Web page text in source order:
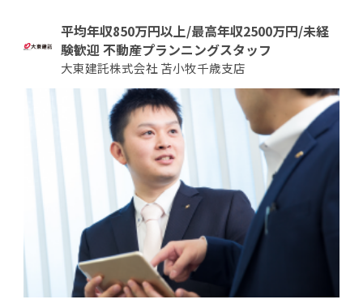
平均年収850万円以上/最高年収2500万円/未経
験歓迎 不動産プランニングスタッフ
大東建託株式会社 苫小牧千歳支店